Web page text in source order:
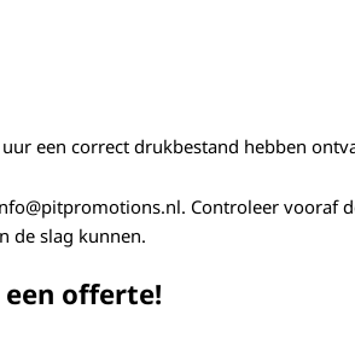
een correct drukbestand hebben
Controleer vooraf
de slag kunnen.
offerte!